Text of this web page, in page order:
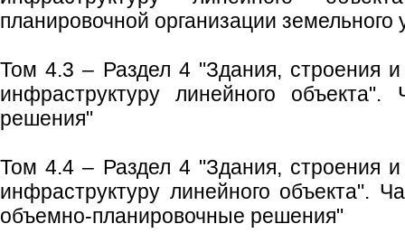
планировочной организации земельного
Том 4.3 – Раздел 4 "Здания, строения
инфраструктуру линейного
решения"
Том 4.4 – Раздел 4 "Здания, строения
инфраструктуру линейного объекта".
объемно-планировочные решения"